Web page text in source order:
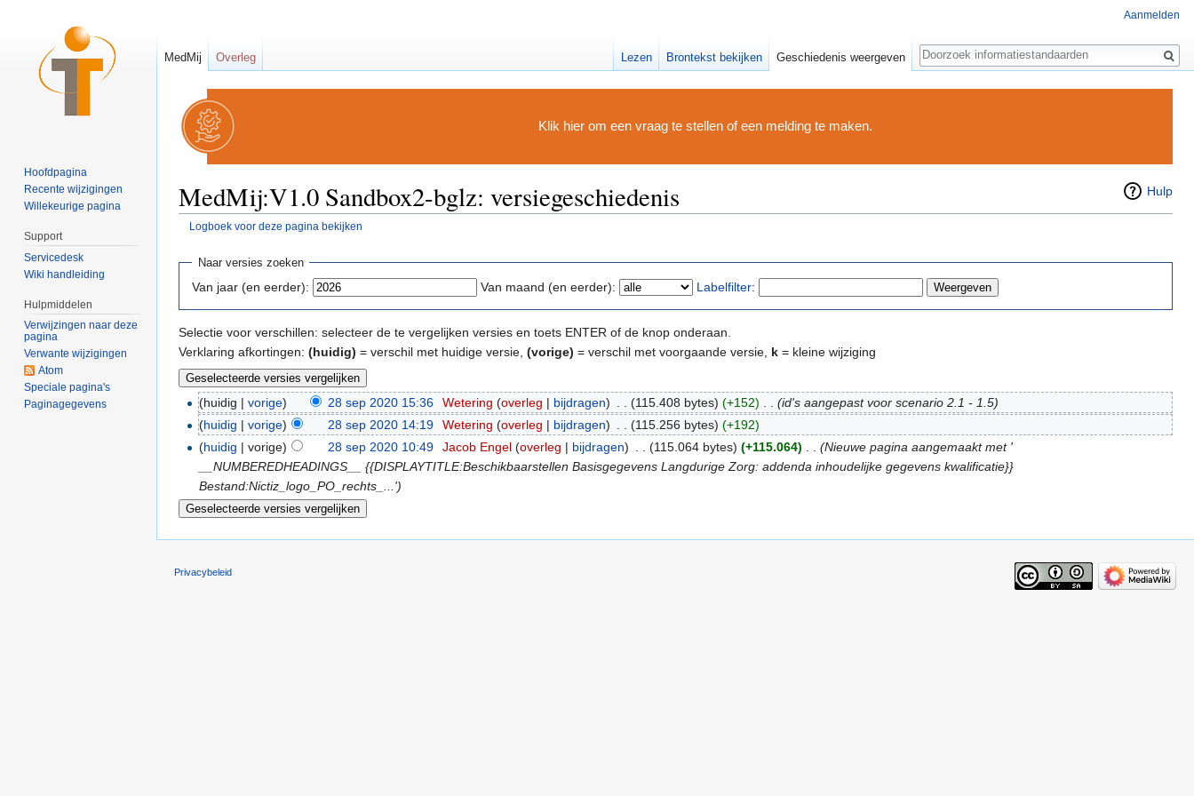
Klik hier om een vraag te stellen of een melding te maken.
Hulp
MedMij:V1.0 Sandbox2-bglz: versiegeschiedenis
Logboek voor deze pagina bekijken
Naar versies zoeken
Van jaar (en eerder): Van maand (en eerder): Labelfilter:
Selectie voor verschillen: selecteer de te vergelijken versies en toets ENTER of de knop onderaan.
Verklaring afkortingen: (huidig) = verschil met huidige versie, (vorige) = verschil met voorgaande versie, k = kleine wijziging
(huidig |vorige) 28 sep 2020 15:36 Wetering (overleg | bijdragen) (115.408 bytes) (+152)
(id's aangepast voor scenario 2.1 - 1.5)
(huidig |vorige) 28 sep 2020 14:19 Wetering (overleg | bijdragen) (115.256 bytes) (+192)
(huidig | vorige) 28 sep 2020 10:49 Jacob Engel (overleg | bijdragen) . . (115.064 bytes) (+115.064) . . (Nieuwe pagina aangemaakt met '
__NUMBEREDHEADINGS__ {{DISPLAYTITLE:Beschikbaarstellen Basisgegevens Langdurige Zorg: addenda inhoudelijke gegevens kwalificatie}}
Bestand:Nictiz_logo_PO_rechts_...')
Aanmelden
MedMij Overleg Lezen Brontekst bekijken Geschiedenis weergeven
Zoeken
Hoofdpagina
Recente wijzigingen
Willekeurige pagina
Support
Servicedesk
Wiki handleiding
Hulpmiddelen
Verwijzingen naar deze
pagina
Verwante wijzigingen
Atom
Speciale pagina's
Paginagegevens
Privacybeleid